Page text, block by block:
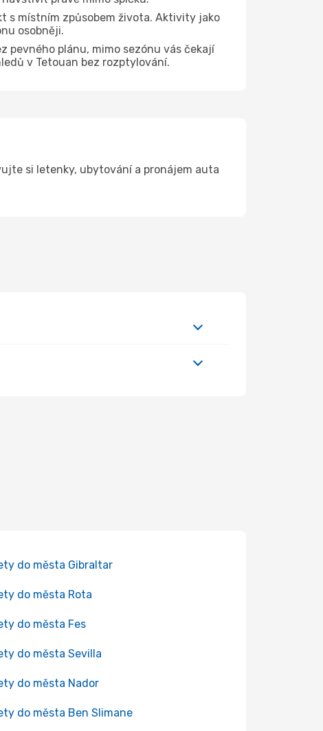
s místním způsobem života. Aktivity jako
osobněji.
plánu, mimo sezónu vás čekají
v Tetouan bez rozptylování.
si letenky, ubytování a pronájem auta
do města Gibraltar
do města Rota
do města Fes
do města Sevilla
do města Nador
do města Ben Slimane